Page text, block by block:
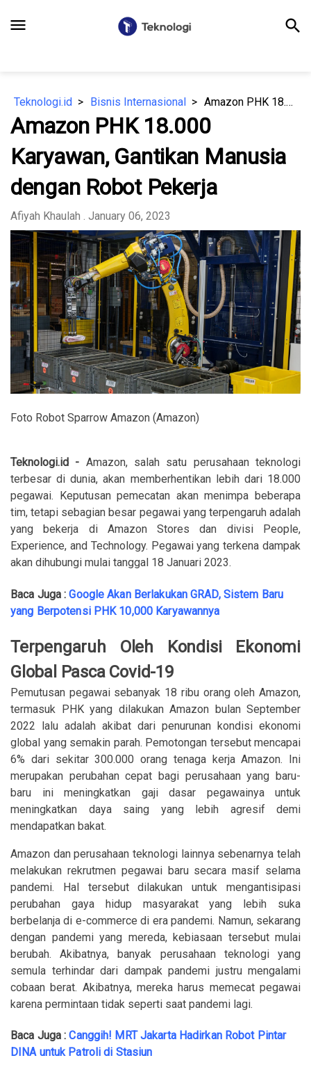
menu search
Teknologi.id Bisnis Internasional Amazon PHK 18.000 Karyawan, Gantikan Manusia dengan Robot Pekerja
Amazon PHK 18.000
Karyawan, Gantikan Manusia
dengan Robot Pekerja
Afiyah Khaulah . January 06, 2023
Foto Robot Sparrow Amazon (Amazon)
Teknologi.id - Amazon, salah satu perusahaan teknologi
terbesar di dunia, akan memberhentikan lebih dari 18.000
pegawai. Keputusan pemecatan akan menimpa beberapa
tim, tetapi sebagian besar pegawai yang terpengaruh adalah
yang bekerja di Amazon Stores dan divisi People,
Experience, and Technology. Pegawai yang terkena dampak
akan dihubungi mulai tanggal 18 Januari 2023.
Baca Juga :Google Akan Berlakukan GRAD, Sistem Baru
yang Berpotensi PHK 10,000 Karyawannya
Terpengaruh Oleh Kondisi Ekonomi
Global Pasca Covid-19
Pemutusan pegawai sebanyak 18 ribu orang oleh Amazon,
termasuk PHK yang dilakukan Amazon bulan September
2022 lalu adalah akibat dari penurunan kondisi ekonomi
global yang semakin parah. Pemotongan tersebut mencapai
6% dari sekitar 300.000 orang tenaga kerja Amazon. Ini
merupakan perubahan cepat bagi perusahaan yang baru-
baru ini meningkatkan gaji dasar pegawainya untuk
meningkatkan daya saing yang lebih agresif demi
mendapatkan bakat.
Amazon dan perusahaan teknologi lainnya sebenarnya telah
melakukan rekrutmen pegawai baru secara masif selama
pandemi. Hal tersebut dilakukan untuk mengantisipasi
perubahan gaya hidup masyarakat yang lebih suka
berbelanja di e-commerce di era pandemi. Namun, sekarang
dengan pandemi yang mereda, kebiasaan tersebut mulai
berubah. Akibatnya, banyak perusahaan teknologi yang
semula terhindar dari dampak pandemi justru mengalami
cobaan berat. Akibatnya, mereka harus memecat pegawai
karena permintaan tidak seperti saat pandemi lagi.
Baca Juga :Canggih! MRT Jakarta Hadirkan Robot Pintar
DINA untuk Patroli di Stasiun